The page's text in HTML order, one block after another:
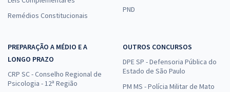
Remédios Constitucionais
PND
PREPARAÇÃO A MÉDIO E A
LONGO PRAZO
CRP SC - Conselho Regional de
Psicologia - 12ª Região
OUTROS CONCURSOS
DPE SP - Defensoria Pública do
Estado de São Paulo
PM MS - Polícia Militar de Mato